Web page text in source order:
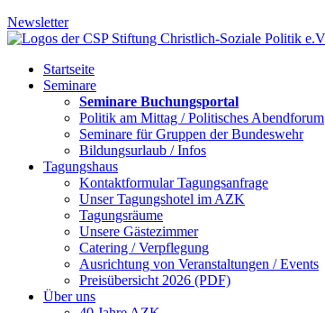
Newsletter
Startseite
Seminare
Seminare Buchungsportal
Politik am Mittag / Politisches Abendforum
Seminare für Gruppen der Bundeswehr
Bildungsurlaub / Infos
Tagungshaus
Kontaktformular Tagungsanfrage
Unser Tagungshotel im AZK
Tagungsräume
Unsere Gästezimmer
Catering / Verpflegung
Ausrichtung von Veranstaltungen / Events
Preisübersicht 2026 (PDF)
Über uns